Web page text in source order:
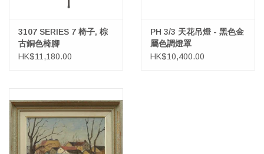
3107 SERIES 7 椅子, 棕
古銅色椅腳
HK$11,180.00
PH 3/3 天花吊燈 - 黑色金
屬色調燈罩
HK$10,400.00